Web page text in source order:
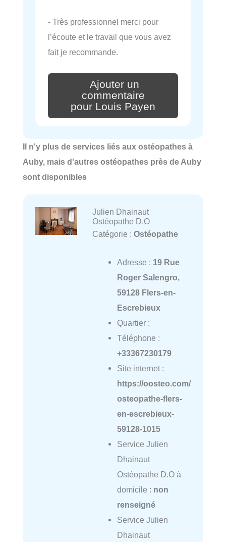
- Très professionnel merci pour
l’écoute et le travail que vous avez
fait je recommande.
Ajouter un
commentaire
pour Louis Payen
Il n'y plus de services liés aux ostéopathes à
Auby, mais d'autres ostéopathes près de Auby
sont disponibles
Julien Dhainaut
Ostéopathe D.O
Catégorie : Ostéopathe
Adresse : 19 Rue
Roger Salengro,
59128 Flers-en-
Escrebieux
Quartier :
Téléphone :
+33367230179
Site internet :
https://oosteo.com/
osteopathe-flers-
en-escrebieux-
59128-1015
Service Julien
Dhainaut
Ostéopathe D.O à
domicile : non
renseigné
Service Julien
Dhainaut